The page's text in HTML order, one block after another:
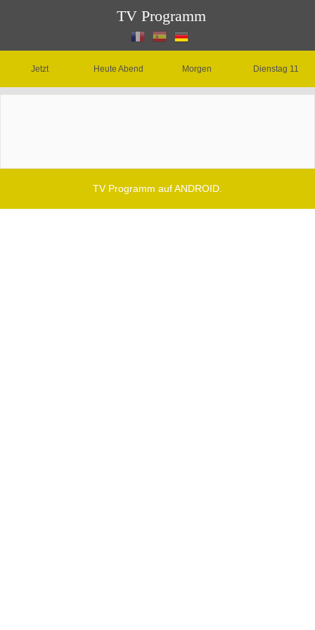
TV Programm
Jetzt Heute Abend Morgen Dienstag 11
TV Programm auf ANDROID.